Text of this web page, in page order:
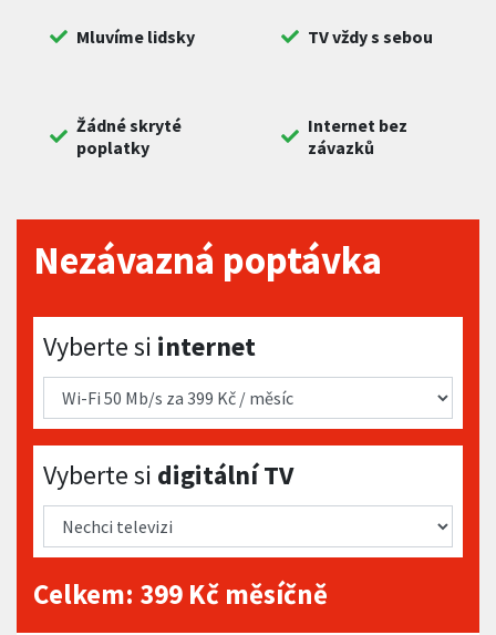
Mluvíme lidsky TV vždy s sebou
Žádné skryté
poplatky
Internet bez
závazků
Nezávazná poptávka
Vyberte si internet
Vyberte si internet
Vyberte si digitální TV
Vyberte si digitální TV
Celkem: 399 Kč měsíčně